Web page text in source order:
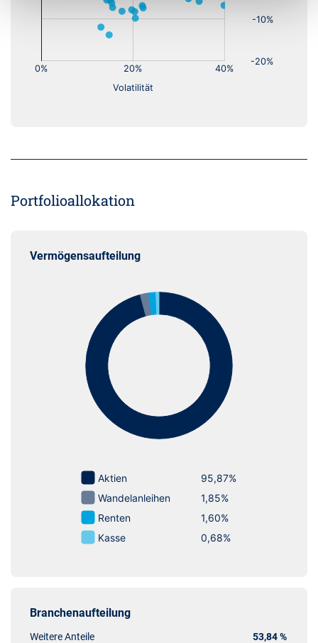
Portfolioallokation
Vermögensaufteilung
Branchenaufteilung
Weitere Anteile
53,84 %